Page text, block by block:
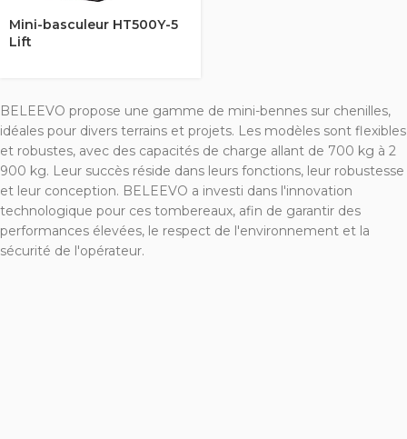
Mini-basculeur HT500Y-5
Lift
BELEEVO propose une gamme de mini-bennes sur chenilles,
idéales pour divers terrains et projets. Les modèles sont flexibles
et robustes, avec des capacités de charge allant de 700 kg à 2
900 kg. Leur succès réside dans leurs fonctions, leur robustesse
et leur conception. BELEEVO a investi dans l'innovation
technologique pour ces tombereaux, afin de garantir des
performances élevées, le respect de l'environnement et la
sécurité de l'opérateur.